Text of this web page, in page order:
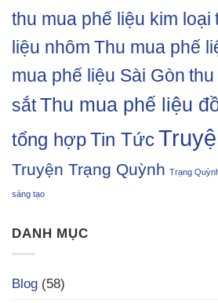
thu mua phế liệu kim loại
liệu nhôm Thu mua phế
mua phế liệu Sài Gòn thu
sắtThu mua phế liệu
tổng hợpTin Tức
Truyện Trạng Quỳnh Trạng
sáng tạo
DANH MỤC
Blog (58)